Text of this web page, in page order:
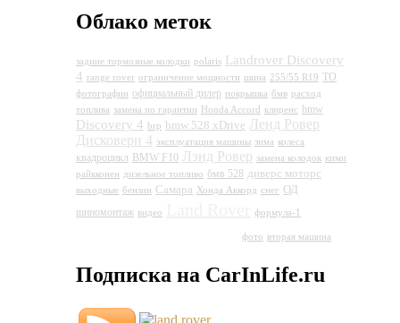
Облако меток
задние тормозные колодки polaris Landrover Discovery
4 range rover ограничение мощности шина 255/55 R19 ТО
фотографии официальный дилер покрышка бмв расход
топлива замена по гарантии Honda Accord клиренс bmw
Discovery 4 brp bmw 528 xDrive Ленд Ровер
Дисковери 4 эксплуатация машины зима колеса
квадроцикл BMW F10 Лэнд Ровер замена колодок кими
райкконен дизельное топливо бмв 528 диверс моторс
выходные бензин Самара Хонда Аккорд снег ОД
шиномонтаж видео формула-1
фото вторая машина
Подписка на CarInLife.ru